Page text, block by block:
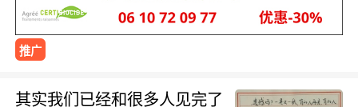
推广
其实我们已经和很多人见完了